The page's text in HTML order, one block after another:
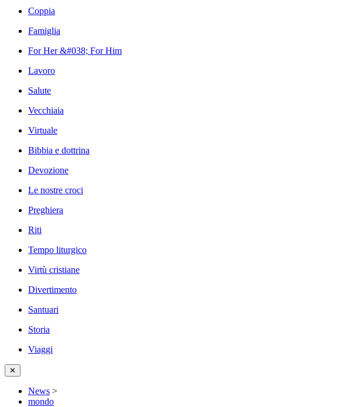
Coppia
Famiglia
For Her &#038; For Him
Lavoro
Salute
Vecchiaia
Virtuale
Bibbia e dottrina
Devozione
Le nostre croci
Preghiera
Riti
Tempo liturgico
Virtù cristiane
Divertimento
Santuari
Storia
Viaggi
✕
News >
mondo